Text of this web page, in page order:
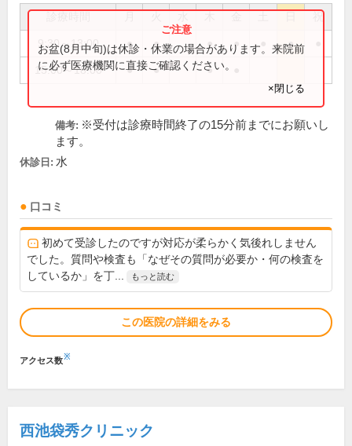
祝
9:30～13:00 ● ● ● ● ●
15:00～18:00 ● ● ●
お盆(8月中旬)は休診・休業の場合があります。来院前
に必ず医療機関に直接ご確認ください。
×閉じる
備考: ※受付は診療時間終了の15分前までにお願いし
ます。
休診日: 水
口コミ
初めて受診したのですが対応が柔らかく気後れしません
でした。質問や検査も「なぜその質問が必要か・何の検査を
しているか」を丁...
もっと読む
この医院の詳細をみる
アクセス数※
西池袋秀クリニック